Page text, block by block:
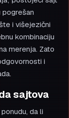
i višejezični
kombinaciju
merenja. Zato
i
sajtova
da li